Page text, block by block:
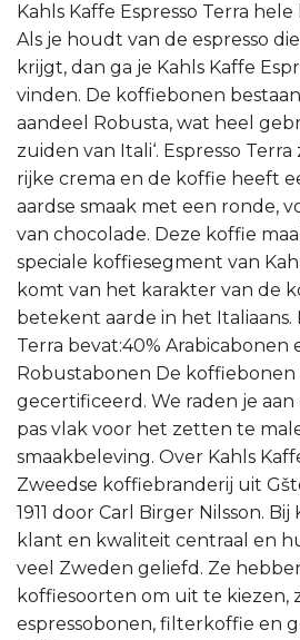
Kahls Kaffe Espresso Terra
Als je houdt van de espresso
krijgt, dan ga je Kahls Kaffe
vinden. De koffiebonen
aandeel Robusta, wat heel
zuiden van Itali‘. Espresso
rijke crema en de koffie heeft
aardse smaak met een ronde,
van chocolade. Deze koffie
speciale koffiesegment van
komt van het karakter van de
betekent aarde in het Italiaans.
Terra bevat:40% Arabicabonen
Robustabonen De koffiebonen
gecertificeerd. We raden je
pas vlak voor het zetten te
smaakbeleving. Over Kahls
Zweedse koffiebranderij uit
1911 door Carl Birger Nilsson.
klant en kwaliteit centraal en
veel Zweden geliefd. Ze
koffiesoorten om uit te kiezen,
espressobonen, filterkoffie en